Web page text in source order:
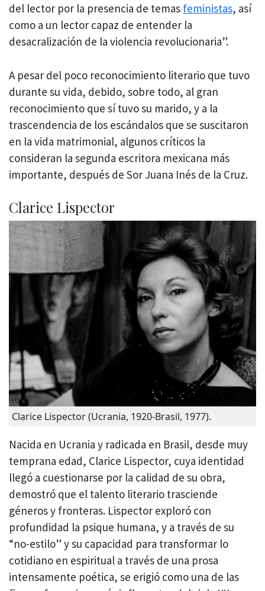
del lector por la presencia de temas feministas, así
como a un lector capaz de entender la
desacralización de la violencia revolucionaria”.
A pesar del poco reconocimiento literario que tuvo
durante su vida, debido, sobre todo, al gran
reconocimiento que sí tuvo su marido, y a la
trascendencia de los escándalos que se suscitaron
en la vida matrimonial, algunos críticos la
consideran la segunda escritora mexicana más
importante, después de Sor Juana Inés de la Cruz.
Clarice Lispector
Clarice Lispector (Ucrania, 1920-Brasil, 1977).
Nacida en Ucrania y radicada en Brasil, desde muy
temprana edad, Clarice Lispector, cuya identidad
llegó a cuestionarse por la calidad de su obra,
demostró que el talento literario trasciende
géneros y fronteras. Lispector exploró con
profundidad la psique humana, y a través de su
“no-estilo” y su capacidad para transformar lo
cotidiano en espiritual a través de una prosa
intensamente poética, se erigió como una de las